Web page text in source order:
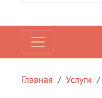
Главная Услуги